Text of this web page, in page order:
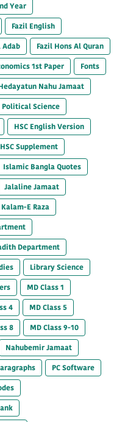
Year
Fazil English
Adab
Fazil Hons Al Quran
1st Paper
Fonts
Nahu Jamaat
Political Science
HSC English Version
HSC Supplement
Islamic Bangla Quotes
Jalaline Jamaat
Kalam-E Raza
Department
Library Science
MD Class 1
4
MD Class 5
8
MD Class 9-10
Nahubemir Jamaat
PC Software